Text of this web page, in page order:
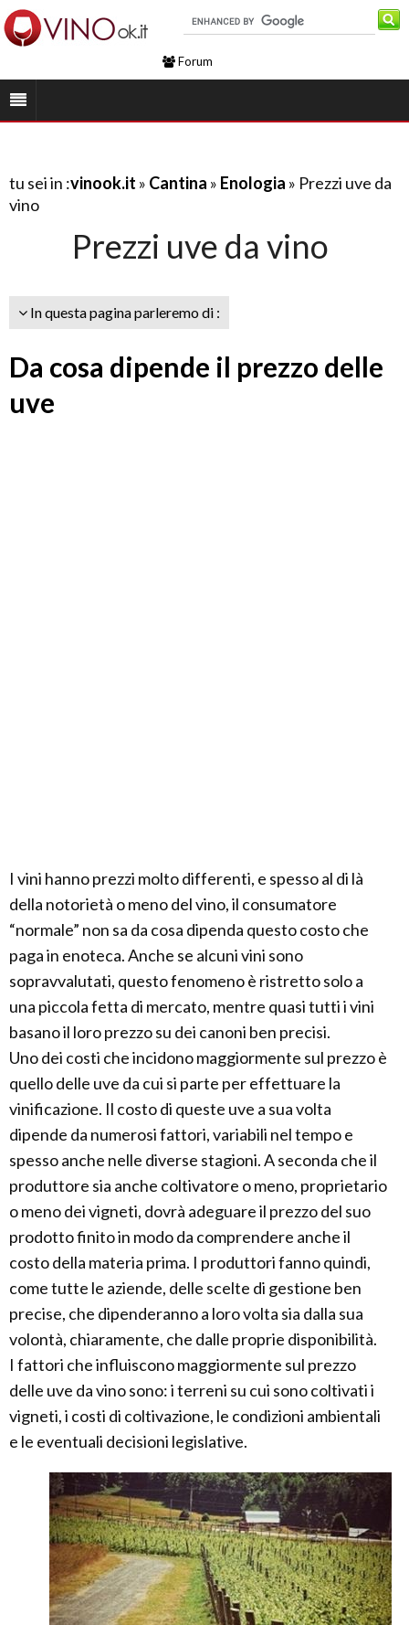
Forum
tu sei in :vinook.it » Cantina » Enologia » Prezzi uve da
vino
Prezzi uve da vino
In questa pagina parleremo di :
Da cosa dipende il prezzo delle
uve
I vini hanno prezzi molto differenti, e spesso al di là
della notorietà o meno del vino, il consumatore
“normale” non sa da cosa dipenda questo costo che
paga in enoteca. Anche se alcuni vini sono
sopravvalutati, questo fenomeno è ristretto solo a
una piccola fetta di mercato, mentre quasi tutti i vini
basano il loro prezzo su dei canoni ben precisi.
Uno dei costi che incidono maggiormente sul prezzo è
quello delle uve da cui si parte per effettuare la
vinificazione. Il costo di queste uve a sua volta
dipende da numerosi fattori, variabili nel tempo e
spesso anche nelle diverse stagioni. A seconda che il
produttore sia anche coltivatore o meno, proprietario
o meno dei vigneti, dovrà adeguare il prezzo del suo
prodotto finito in modo da comprendere anche il
costo della materia prima. I produttori fanno quindi,
come tutte le aziende, delle scelte di gestione ben
precise, che dipenderanno a loro volta sia dalla sua
volontà, chiaramente, che dalle proprie disponibilità.
I fattori che influiscono maggiormente sul prezzo
delle uve da vino sono: i terreni su cui sono coltivati i
vigneti, i costi di coltivazione, le condizioni ambientali
e le eventuali decisioni legislative.